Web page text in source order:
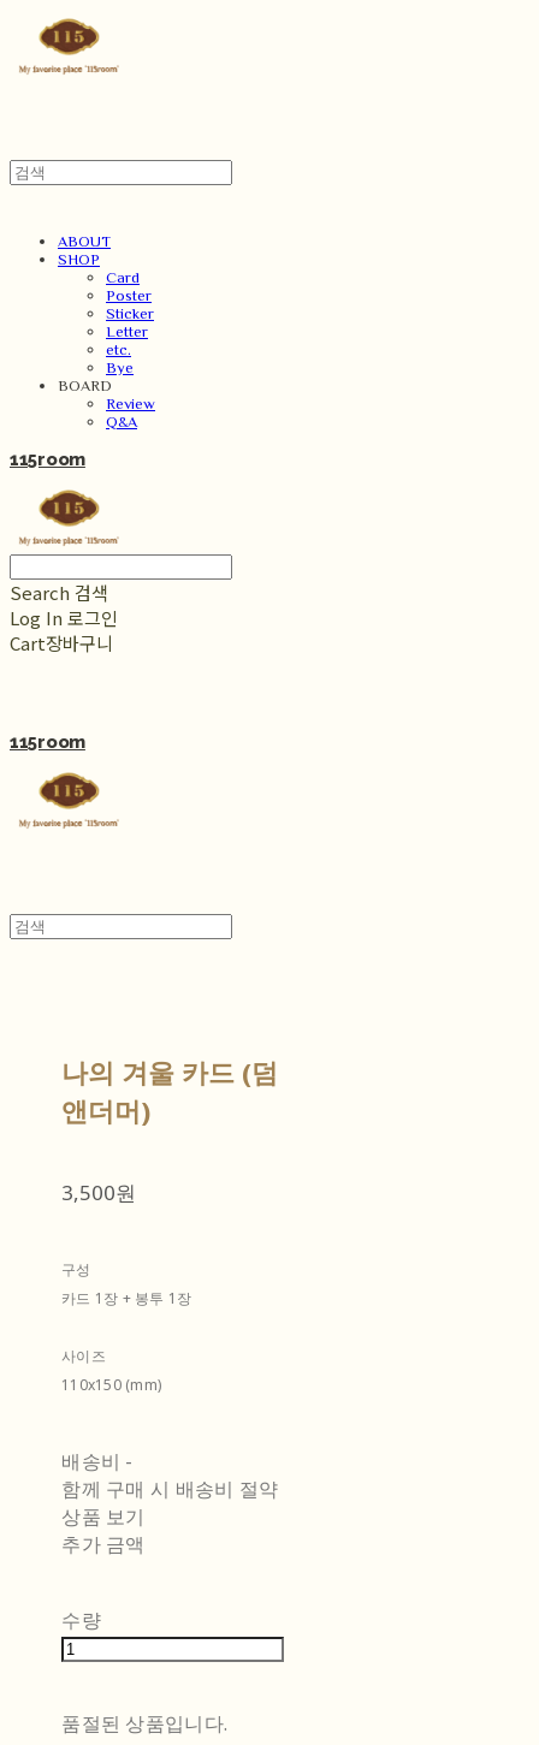
ABOUT
SHOP
Card
Poster
Sticker
Letter
etc.
Bye
BOARD
Review
Q&A
115room
Search 검색
Log In 로그인
Cart장바구니
115room
나의 겨울 카드 (덤
앤더머)
3,500원
구성
카드 1장 + 봉투 1장
사이즈
110x150 (mm)
배송비 -
함께 구매 시 배송비 절약
상품 보기
추가 금액
수량
품절된 상품입니다.